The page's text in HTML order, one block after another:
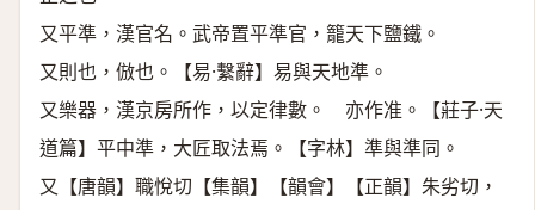
又平準，漢官名。武帝置平準官，籠天下鹽鐵。
又則也，倣也。【易·繫辭】易與天地準。
又樂器，漢京房所作，以定律數。 亦作准。【莊子·天
道篇】平中準，大匠取法焉。【字林】準與準同。
又【唐韻】職悅切【集韻】【韻會】【正韻】朱劣切，